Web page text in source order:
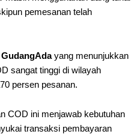
pemesanan telah
GudangAdayang menunjukkan
sangat tinggi di wilayah
persen pesanan.
COD ini menjawab kebutuhan
transaksi pembayaran